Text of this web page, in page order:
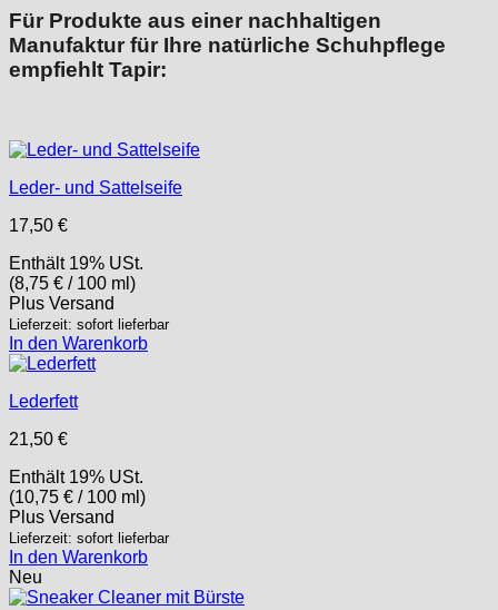
Für Produkte aus einer nachhaltigen
Manufaktur für Ihre natürliche Schuhpflege
empfiehlt Tapir:
Leder- und Sattelseife
17,50 €
Enthält 19% USt.
(8,75 € / 100 ml)
Plus Versand
Lieferzeit: sofort lieferbar
In den Warenkorb
Lederfett
21,50 €
Enthält 19% USt.
(10,75 € / 100 ml)
Plus Versand
Lieferzeit: sofort lieferbar
In den Warenkorb
Neu